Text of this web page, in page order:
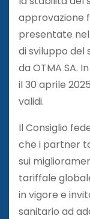
approvazione
presentate
di sviluppo
da OTMA SA.
il 30 aprile
validi.
Il Consiglio
che i partner
sui
tariffale
in vigore e
sanitario ad